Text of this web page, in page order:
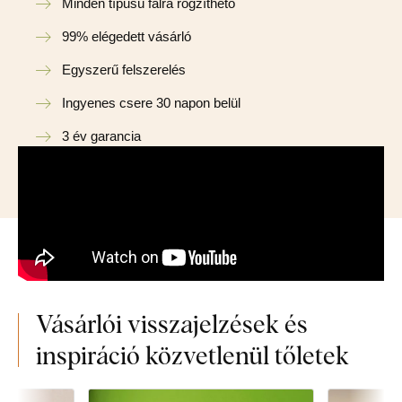
99% elégedett vásárló
Egyszerű felszerelés
Ingyenes csere 30 napon belül
3 év garancia
Vásárlói visszajelzések és
inspiráció közvetlenül tőletek